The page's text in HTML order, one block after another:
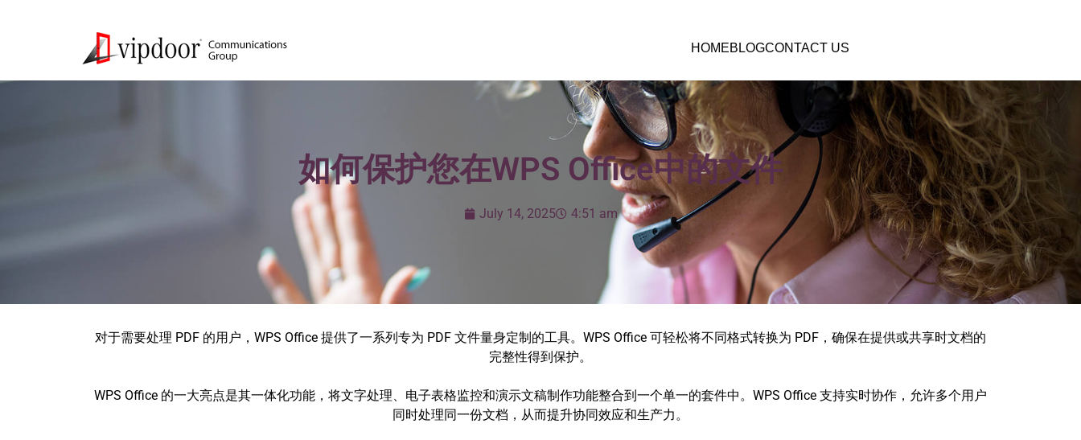
HOMEBLOGCONTACT US
如何保护您在WPS Office中的文件
July 14, 2025 4:51 am
对于需要处理 PDF 的用户，WPS Office 提供了一系列专为 PDF 文件量身定制的工具。WPS Office 可轻松将不同格式转换为 PDF，确保在提供或共享时文档的
完整性得到保护。
WPS Office 的一大亮点是其一体化功能，将文字处理、电子表格监控和演示文稿制作功能整合到一个单一的套件中。WPS Office 支持实时协作，允许多个用户
同时处理同一份文档，从而提升协同效应和生产力。